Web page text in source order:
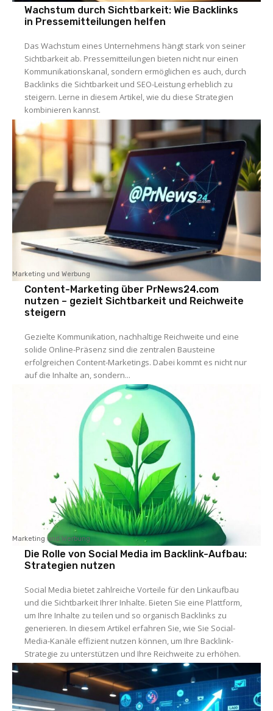
Wachstum durch Sichtbarkeit: Wie Backlinks
in Pressemitteilungen helfen
Das Wachstum eines Unternehmens hängt stark von seiner
Sichtbarkeit ab. Pressemitteilungen bieten nicht nur einen
Kommunikationskanal, sondern ermöglichen es auch, durch
Backlinks die Sichtbarkeit und SEO-Leistung erheblich zu
steigern. Lerne in diesem Artikel, wie du diese Strategien
kombinieren kannst.
Marketing und Werbung
Content-Marketing über PrNews24.com
nutzen – gezielt Sichtbarkeit und Reichweite
steigern
Gezielte Kommunikation, nachhaltige Reichweite und eine
solide Online-Präsenz sind die zentralen Bausteine
erfolgreichen Content-Marketings. Dabei kommt es nicht nur
auf die Inhalte an, sondern...
Marketing und Werbung
Die Rolle von Social Media im Backlink-Aufbau:
Strategien nutzen
Social Media bietet zahlreiche Vorteile für den Linkaufbau
und die Sichtbarkeit Ihrer Inhalte. Бieten Sie eine Plattform,
um Ihre Inhalte zu teilen und so organisch Backlinks zu
generieren. In diesem Artikel erfahren Sie, wie Sie Social-
Media-Kanäle effizient nutzen können, um Ihre Backlink-
Strategie zu unterstützen und Ihre Reichweite zu erhöhen.